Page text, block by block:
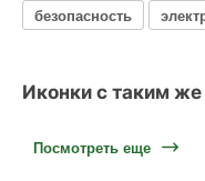
безопасность
Иконки с таким
Посмотреть еще